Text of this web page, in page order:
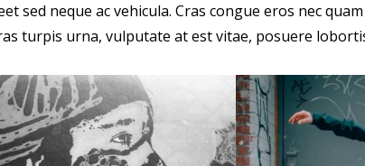
sed neque ac vehicula. Cras congue eros nec
turpis urna, vulputate at est vitae, posuere